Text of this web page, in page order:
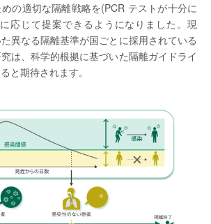
の適切な隔離戦略を(PCR テストが十分に
応じて提案できるようになりました。現
異なる隔離基準が国ごとに採用されている
は、科学的根拠に基づいた隔離ガイドライ
と期待されます。